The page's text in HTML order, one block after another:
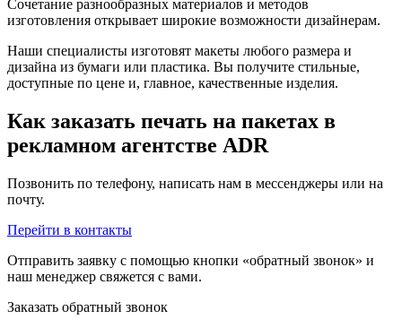
Сочетание разнообразных материалов и методов
изготовления открывает широкие возможности дизайнерам.
Наши специалисты изготовят макеты любого размера и
дизайна из бумаги или пластика. Вы получите стильные,
доступные по цене и, главное, качественные изделия.
Как заказать печать на пакетах в
рекламном агентстве ADR
Позвонить по телефону, написать нам в мессенджеры или на
почту.
Перейти в контакты
Отправить заявку с помощью кнопки «обратный звонок» и
наш менеджер свяжется с вами.
Заказать обратный звонок